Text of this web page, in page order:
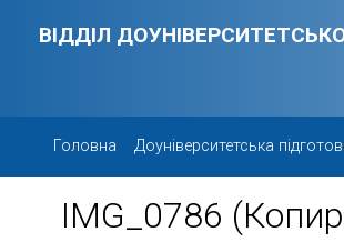
ВІДДІЛ
Головна Доуніверситетська
IMG_0786